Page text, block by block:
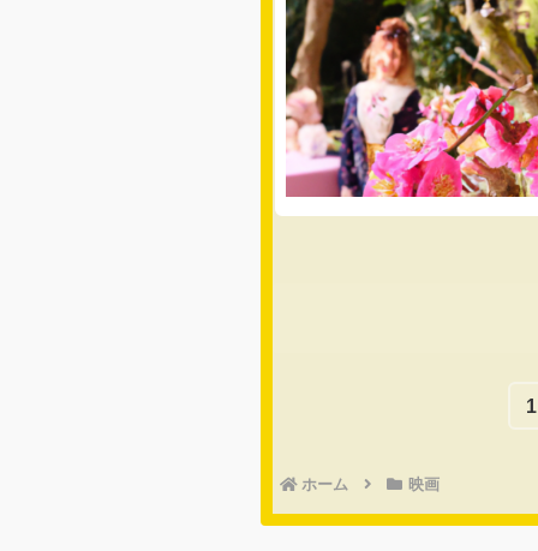
1
ホーム 映画